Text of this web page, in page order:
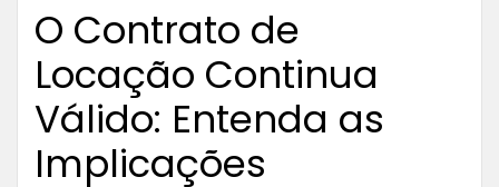
O Contrato de
Locação Continua
Válido: Entenda as
Implicações